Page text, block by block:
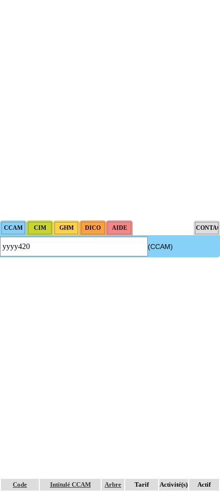
(CCAM)
Code Intitulé CCAM Arbre Tarif Activité(s) Actif